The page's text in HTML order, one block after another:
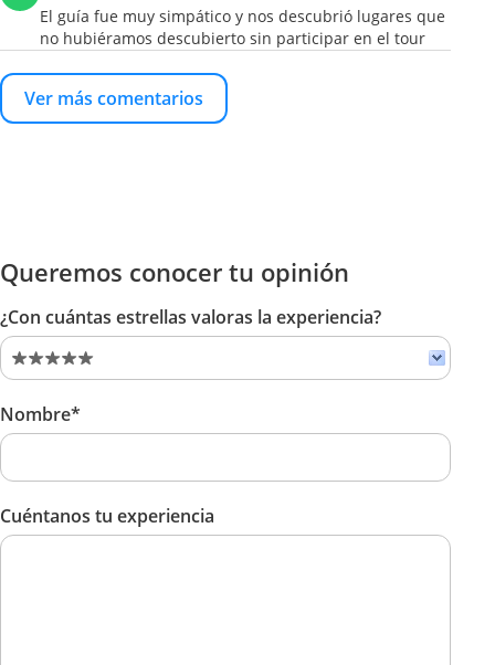
El guía fue muy simpático y nos descubrió lugares que
no hubiéramos descubierto sin participar en el tour
Ver más comentarios
Queremos conocer tu opinión
¿Con cuántas estrellas valoras la experiencia?
Nombre*
Cuéntanos tu experiencia